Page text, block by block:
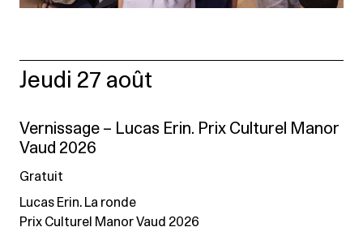
Jeudi 27 août
Vernissage – Lucas Erin. Prix Culturel Manor
Vaud 2026
Gratuit
Lucas Erin. La ronde
Prix Culturel Manor Vaud 2026